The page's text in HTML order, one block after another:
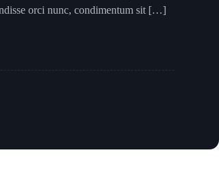
orci nunc, condimentum sit […]